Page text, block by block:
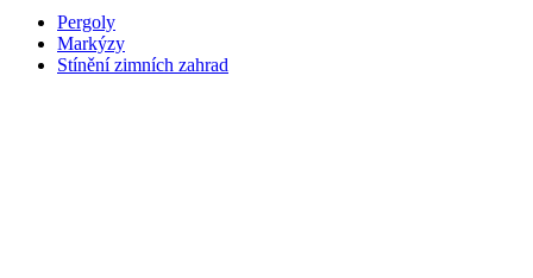
Pergoly
Markýzy
Stínění zimních zahrad